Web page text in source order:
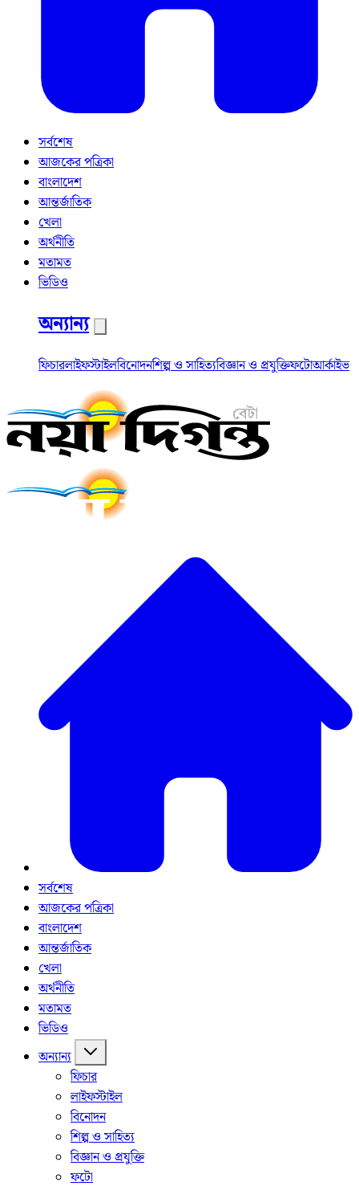
সর্বশেষ
আজকের পত্রিকা
বাংলাদেশ
আন্তর্জাতিক
খেলা
অর্থনীতি
মতামত
ভিডিও
অন্যান্য
ফিচারলাইফস্টাইলবিনোদনশিল্প ও সাহিত্যবিজ্ঞান ও প্রযুক্তিফটোআর্কাইভ
সর্বশেষ
আজকের পত্রিকা
বাংলাদেশ
আন্তর্জাতিক
খেলা
অর্থনীতি
মতামত
ভিডিও
অন্যান্য
ফিচার
লাইফস্টাইল
বিনোদন
শিল্প ও সাহিত্য
বিজ্ঞান ও প্রযুক্তি
ফটো